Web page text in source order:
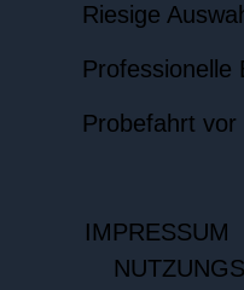
Riesige
Professionelle
Probefahrt
IMPRESSUM